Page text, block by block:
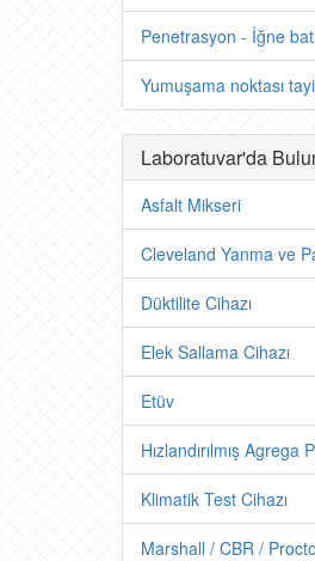
Penetrasyon - İğne
Yumuşama noktası
Laboratuvar'da
Asfalt Mikseri
Cleveland Yanma ve
Düktilite Cihazı
Elek Sallama Cihazı
Etüv
Hızlandırılmış Agrega
Klimatik Test Cihazı
Marshall / CBR /